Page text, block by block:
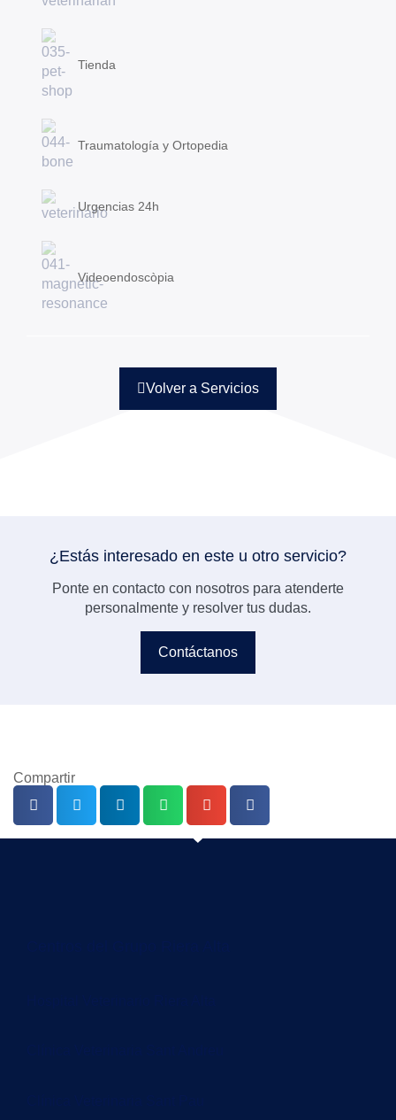
Tienda
Traumatología y Ortopedia
Urgencias 24h
Videoendoscòpia
Volver a Servicios
¿Estás interesado en este u otro servicio?
Ponte en contacto con nosotros para atenderte
personalmente y resolver tus dudas.
Contáctanos
Compartir